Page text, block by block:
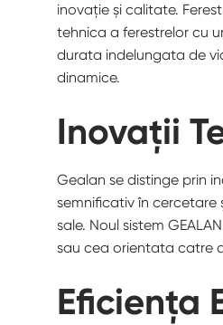
inovație și calitate.
tehnica a ferestrelor cu
durata indelungata de
dinamice.
Inovații
Gealan se distinge prin
semnificativ în cercetare
sale. Noul sistem
sau cea orientata catre
Eficiența